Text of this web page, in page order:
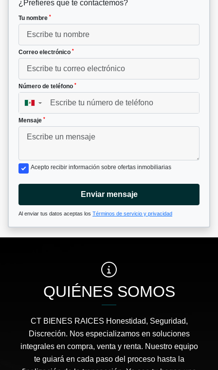
¿Prefieres que te contactemos?
Tu nombre *
Correo electrónico *
Número de teléfono *
▼
Mensaje *
Acepto recibir información sobre ofertas inmobiliarias
Enviar mensaje
Al enviar tus datos aceptas los Términos de servicio y privacidad
QUIÉNES SOMOS
CT BIENES RAICES Honestidad, Seguridad,
Discreción. Nos especializamos en soluciones
integrales en compra, venta y renta. Nuestro equipo
te guiará en cada paso del proceso hasta la